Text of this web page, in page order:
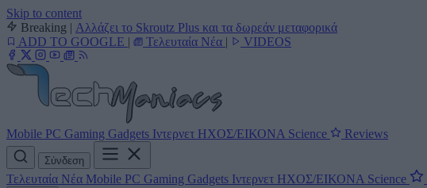
Skip to content
Breaking | Αλλάζει το Skroutz Plus και τα δωρεάν μεταφορικά
ADD TO GOOGLE | Τελευταία Νέα | VIDEOS
Mobile PC Gaming Gadgets Ιντερνετ ΗΧΟΣ/ΕΙΚΟΝΑ Science Reviews
Σύνδεση
Τελευταία Νέα Mobile PC Gaming Gadgets Ιντερνετ ΗΧΟΣ/ΕΙΚΟΝΑ Science